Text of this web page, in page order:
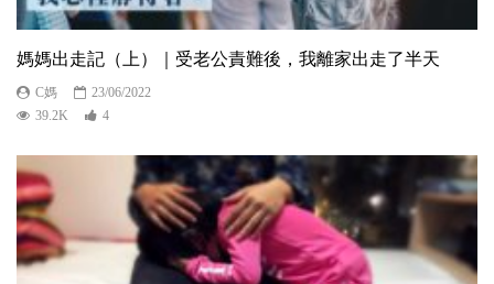
媽媽出走記（上）｜受老公責難後，我離家出走了半天
C媽
23/06/2022
39.2K
4